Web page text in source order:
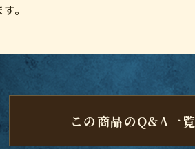
。
この商品のQ&A一覧